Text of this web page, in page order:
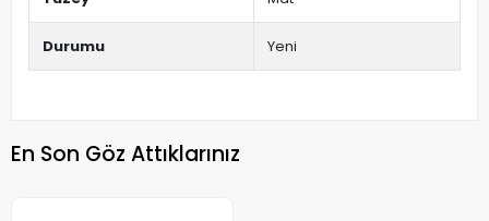
Durumu Yeni
En Son Göz Attıklarınız